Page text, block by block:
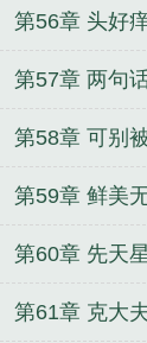
第56章 头好
第57章 两句
第58章 可别
第59章 鲜美
第60章 先天
第61章 克大